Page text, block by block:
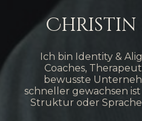
Christin
Ich bin Identity &
Coaches,
bewusste
schneller gewachsen
Struktur oder